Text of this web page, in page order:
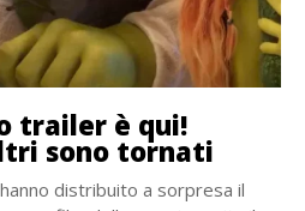
trailer è qui!
sono tornati
distribuito a sorpresa il